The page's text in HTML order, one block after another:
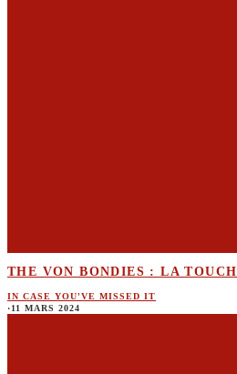
THE VON BONDIES : LA
IN CASE YOU'VE MISSED IT
·11 MARS 2024